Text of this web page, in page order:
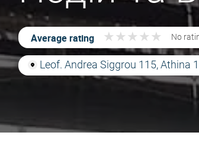
Average rating ★ ★ ★ ★ ★
★ ★ ★ ★ ★ No
Leof. Andrea Siggrou 115, Athina